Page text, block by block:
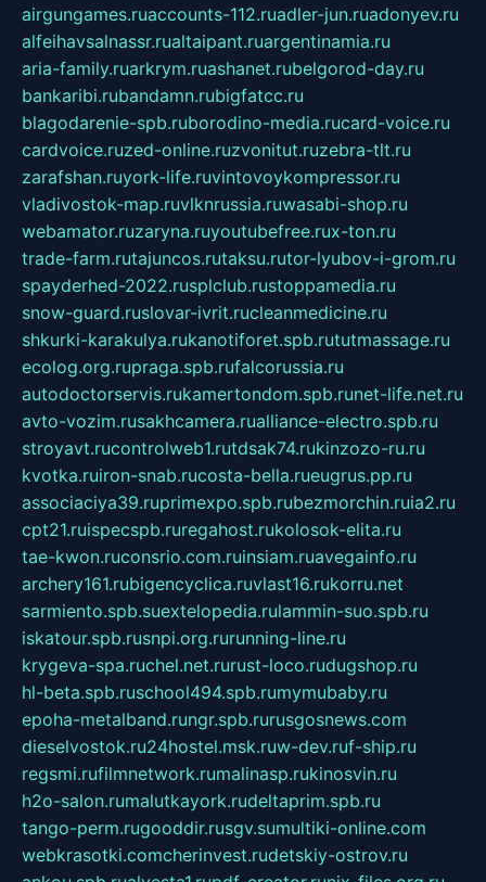
airgungames.ruaccounts-112.ruadler-jun.ruadonyev.ru
alfeihavsalnassr.rualtaipant.ruargentinamia.ru
aria-family.ruarkrym.ruashanet.rubelgorod-day.ru
bankaribi.rubandamn.rubigfatcc.ru
blagodarenie-spb.ruborodino-media.rucard-voice.ru
cardvoice.ruzed-online.ruzvonitut.ruzebra-tlt.ru
zarafshan.ruyork-life.ruvintovoykompressor.ru
vladivostok-map.ruvlknrussia.ruwasabi-shop.ru
webamator.ruzaryna.ruyoutubefree.rux-ton.ru
trade-farm.rutajuncos.rutaksu.rutor-lyubov-i-grom.ru
spayderhed-2022.rusplclub.rustoppamedia.ru
snow-guard.ruslovar-ivrit.rucleanmedicine.ru
shkurki-karakulya.rukanotiforet.spb.rututmassage.ru
ecolog.org.rupraga.spb.rufalcorussia.ru
autodoctorservis.rukamertondom.spb.runet-life.net.ru
avto-vozim.rusakhcamera.rualliance-electro.spb.ru
stroyavt.rucontrolweb1.rutdsak74.rukinzozo-ru.ru
kvotka.ruiron-snab.rucosta-bella.rueugrus.pp.ru
associaciya39.ruprimexpo.spb.rubezmorchin.ruia2.ru
cpt21.ruispecspb.ruregahost.rukolosok-elita.ru
tae-kwon.ruconsrio.com.ruinsiam.ruavegainfo.ru
archery161.rubigencyclica.ruvlast16.rukorru.net
sarmiento.spb.suextelopedia.rulammin-suo.spb.ru
iskatour.spb.rusnpi.org.rurunning-line.ru
krygeva-spa.ruchel.net.rurust-loco.rudugshop.ru
hl-beta.spb.ruschool494.spb.rumymubaby.ru
epoha-metalband.rungr.spb.rurusgosnews.com
dieselvostok.ru24hostel.msk.ruw-dev.ruf-ship.ru
regsmi.rufilmnetwork.rumalinasp.rukinosvin.ru
h2o-salon.rumalutkayork.rudeltaprim.spb.ru
tango-perm.rugooddir.rusgv.sumultiki-online.com
webkrasotki.comcherinvest.rudetskiy-ostrov.ru